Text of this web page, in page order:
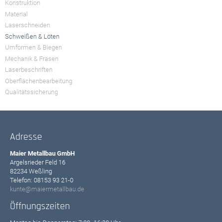
Konstruktion
Material
Laserschneiden
Schweißen & Löten
Umformen & Biegen
Mechanik & Fräsen
Laserbeschriften
Oberflächenbearbeitung
Qualitätssicherung
Adresse
Maier Metallbau GmbH
Argelsrieder Feld 16
82234 Weßling
Telefon: 08153 93 21-0
kunte@maiermetallbau.de
Öffnungszeiten